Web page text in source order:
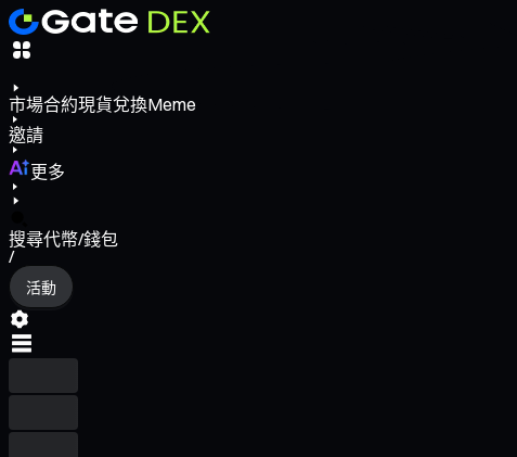
市場合約現貨兌換Meme
邀請
更多
搜尋代幣/錢包
/
活動